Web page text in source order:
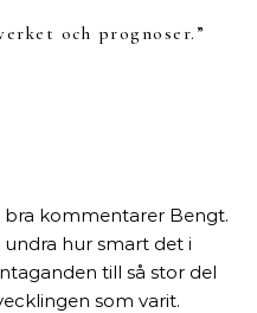
och prognoser. ”
bra kommentarer Bengt.
hur smart det i
till så stor del
som varit.